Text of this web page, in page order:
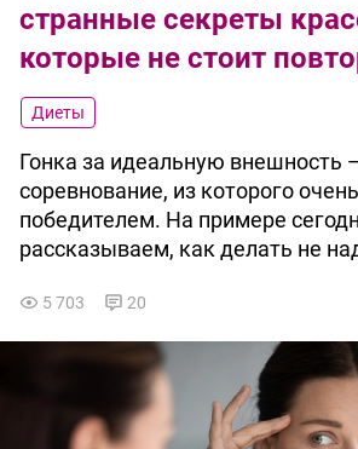
странные секреты
которые не стоит
Диеты
Гонка за идеальную внешность
соревнование, из которого
победителем. На примере
рассказываем, как делать не
5 703 20